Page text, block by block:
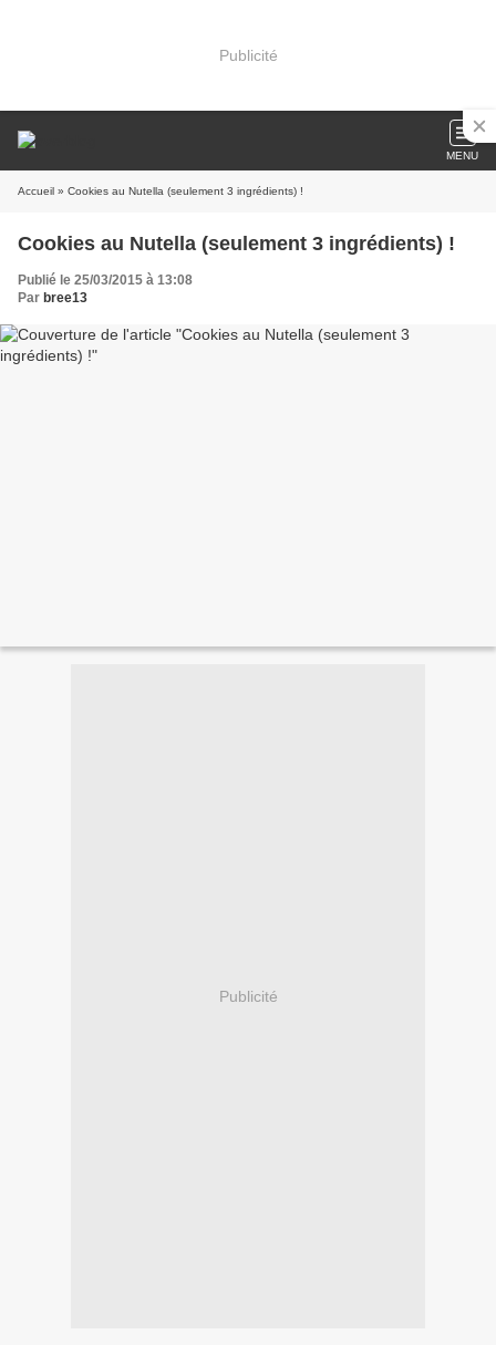
Publicité
MENU
Accueil » Cookies au Nutella (seulement 3 ingrédients) !
Cookies au Nutella (seulement 3 ingrédients) !
Publié le 25/03/2015 à 13:08
Par bree13
Publicité